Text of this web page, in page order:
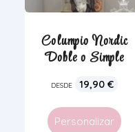
Columpio Nordic
Doble o Simple
DESDE 19,90 €
Personalizar